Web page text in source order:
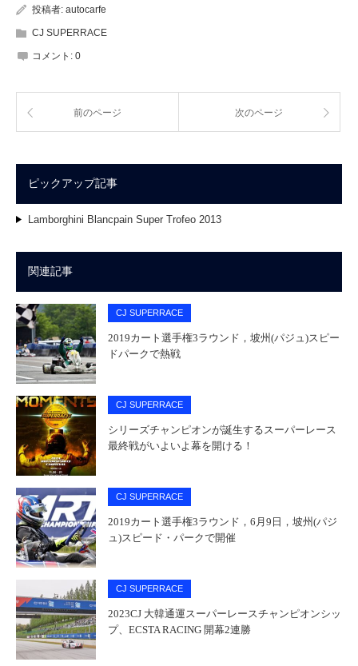
投稿者: autocarfe
CJ SUPERRACE
コメント: 0
前のページ 次のページ
ピックアップ記事
Lamborghini Blancpain Super Trofeo 2013
関連記事
CJ SUPERRACE
2019カート選手権3ラウンド，坡州(パジュ)スピー
ドパークで熱戦
CJ SUPERRACE
シリーズチャンピオンが誕生するスーパーレース
最終戦がいよいよ幕を開ける！
CJ SUPERRACE
2019カート選手権3ラウンド，6月9日，坡州(パジ
ュ)スピード・パークで開催
CJ SUPERRACE
2023CJ 大韓通運スーパーレースチャンピオンシッ
プ、ECSTA RACING 開幕2連勝